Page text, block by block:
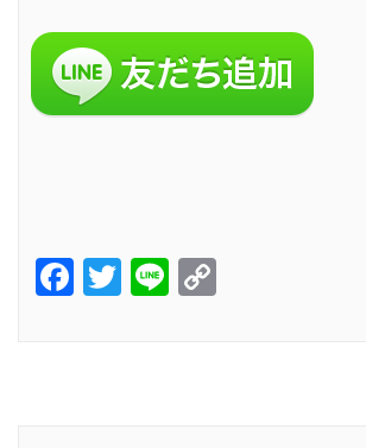
Facebook
Twitter
Line